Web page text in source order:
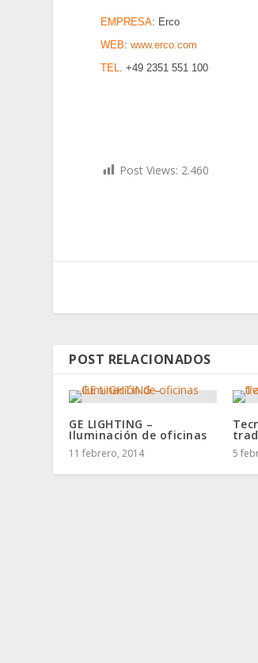
EMPRESA: Erco
WEB:www.erco.com
TEL
.+49 2351 551 100
Post Views: 2.460
POST RELACIONADOS
GE LIGHTING –
Iluminación de oficinas
11 febrero, 2014 5